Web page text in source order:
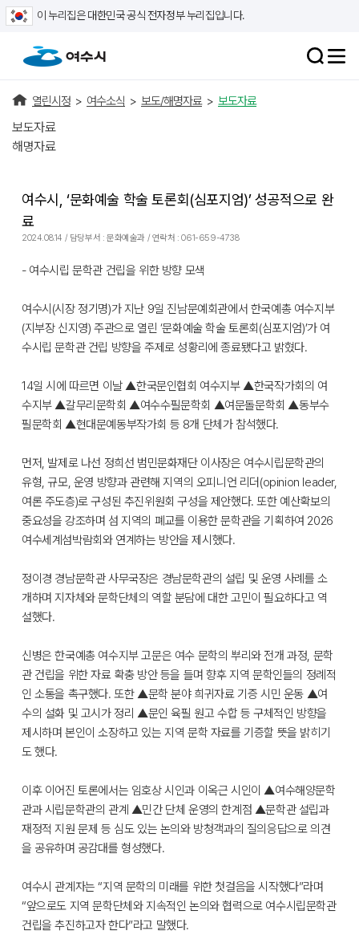
이 누리집은 대한민국 공식 전자정부 누리집입니다.
열린시정 > 여수소식 > 보도/해명자료 > 보도자료
보도자료
해명자료
여수시, ‘문화예술 학술 토론회(심포지엄)’ 성공적으로 완
료
2024.08.14 / 담당부서 : 문화예술과 / 연락처 : 061-659-4738
- 여수시립 문학관 건립을 위한 방향 모색
여수시(시장 정기명)가 지난 9일 진남문예회관에서 한국예총 여수지부
(지부장 신지영) 주관으로 열린 ‘문화예술 학술 토론회(심포지엄)’가 여
수시립 문학관 건립 방향을 주제로 성황리에 종료됐다고 밝혔다.
14일 시에 따르면 이날 ▲한국문인협회 여수지부 ▲한국작가회의 여
수지부 ▲갈무리문학회 ▲여수수필문학회 ▲여문돌문학회 ▲동부수
필문학회 ▲현대문예동부작가회 등 8개 단체가 참석했다.
먼저, 발제로 나선 정희선 범민문화재단 이사장은 여수시립문학관의
유형, 규모, 운영 방향과 관련해 지역의 오피니언 리더(opinion leader,
여론 주도층)로 구성된 추진위원회 구성을 제안했다. 또한 예산확보의
중요성을 강조하며 섬 지역의 폐교를 이용한 문학관을 기획하여 2026
여수세계섬박람회와 연계하는 방안을 제시했다.
정이경 경남문학관 사무국장은 경남문학관의 설립 및 운영 사례를 소
개하며 지자체와 문학단체의 역할 분담에 대한 고민이 필요하다고 역
설했다.
신병은 한국예총 여수지부 고문은 여수 문학의 뿌리와 전개 과정, 문학
관 건립을 위한 자료 확충 방안 등을 들며 향후 지역 문학인들의 정례적
인 소통을 촉구했다. 또한 ▲문학 분야 희귀자료 기증 시민 운동 ▲여
수의 설화 및 고시가 정리 ▲문인 육필 원고 수합 등 구체적인 방향을
제시하며 본인이 소장하고 있는 지역 문학 자료를 기증할 뜻을 밝히기
도 했다.
이후 이어진 토론에서는 임호상 시인과 이옥근 시인이 ▲여수해양문학
관과 시립문학관의 관계 ▲민간 단체 운영의 한계점 ▲문학관 설립과
재정적 지원 문제 등 심도 있는 논의와 방청객과의 질의응답으로 의견
을 공유하며 공감대를 형성했다.
여수시 관계자는 “지역 문학의 미래를 위한 첫걸음을 시작했다”라며
“앞으로도 지역 문학단체와 지속적인 논의와 협력으로 여수시립문학관
건립을 추진하고자 한다”라고 말했다.